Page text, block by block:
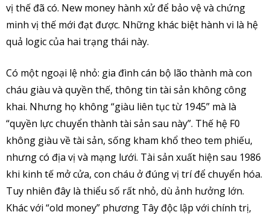
vị thế đã có. New money hành xử để bảo vệ và chứng
minh vị thế mới đạt được. Những khác biệt hành vi là hệ
quả logic của hai trạng thái này.
Có một ngoại lệ nhỏ: gia đình cán bộ lão thành mà con
cháu giàu và quyền thế, thông tin tài sản không công
khai. Nhưng họ không “giàu liên tục từ 1945” mà là
“quyền lực chuyển thành tài sản sau này”. Thế hệ F0
không giàu về tài sản, sống kham khổ theo tem phiếu,
nhưng có địa vị và mạng lưới. Tài sản xuất hiện sau 1986
khi kinh tế mở cửa, con cháu ở đúng vị trí để chuyển hóa.
Tuy nhiên đây là thiểu số rất nhỏ, dù ảnh hưởng lớn.
Khác với “old money” phương Tây độc lập với chính trị,